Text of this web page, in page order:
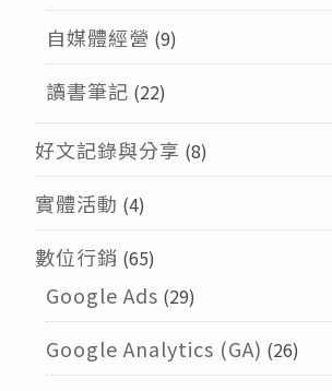
自媒體經營 (9)
讀書筆記 (22)
好文記錄與分享 (8)
實體活動 (4)
數位行銷 (65)
Google Ads (29)
Google Analytics (GA) (26)